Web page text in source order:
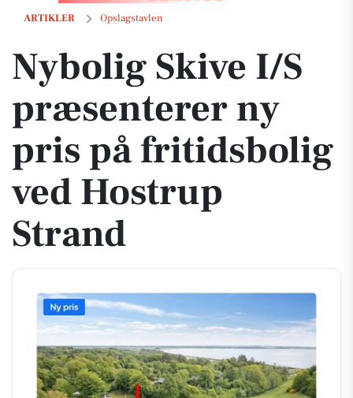
ARTIKLER Opslagstavlen
Nybolig Skive I/S præsenterer ny pris på fritidsbolig ved Hostrup
Nybolig Skive I/S
præsenterer ny
pris på fritidsbolig
ved Hostrup
Strand